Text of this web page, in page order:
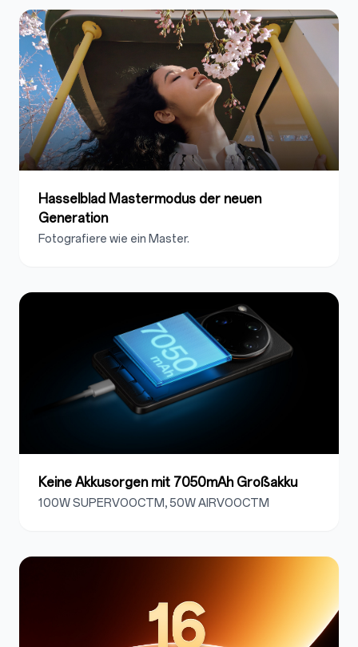
Hasselblad Mastermodus der neuen
Generation
Fotografiere wie ein Master.
Keine Akkusorgen mit 7050mAh Großakku
100W SUPERVOOCTM, 50W AIRVOOCTM